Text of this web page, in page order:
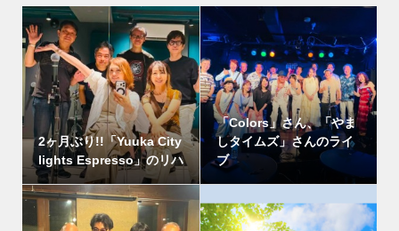
2ヶ月ぶり!!「Yuuka City
lights Espresso」のリハ
「Colors」さん、「やま
しタイムズ」さんのライ
ブ